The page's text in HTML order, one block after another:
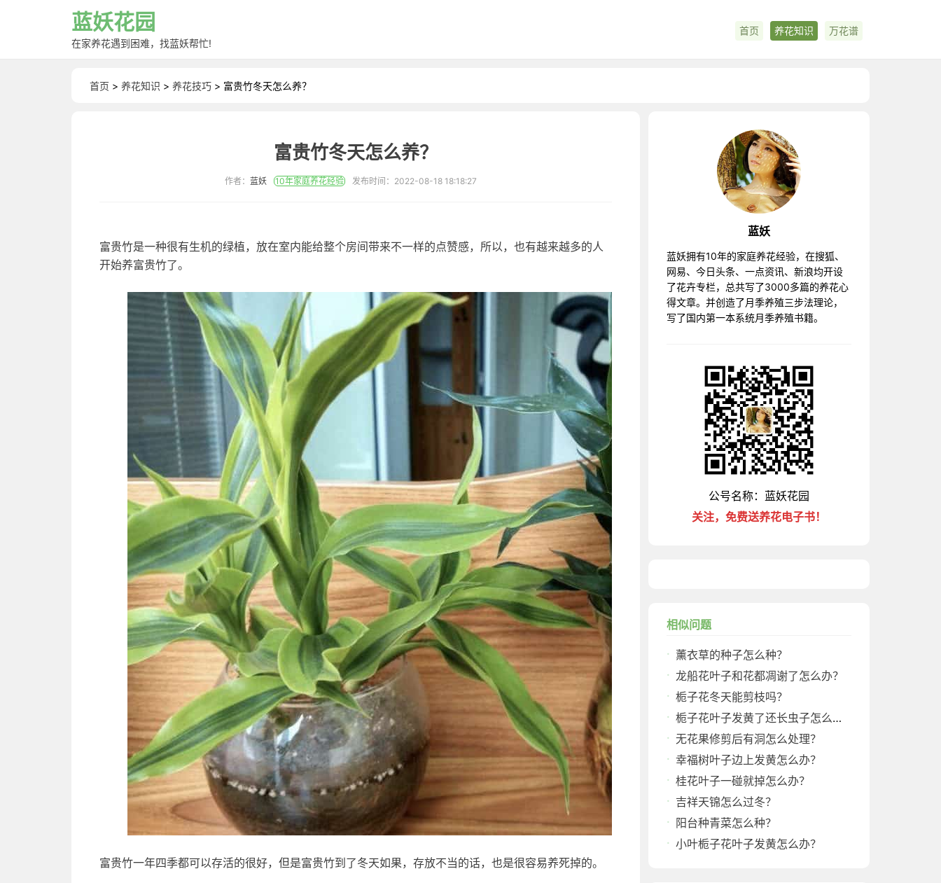
蓝妖花园
在家养花遇到困难，找蓝妖帮忙!
首页 养花知识 万花谱
首页 > 养花知识 > 养花技巧 > 富贵竹冬天怎么养？
富贵竹冬天怎么养？
作者： 蓝妖 10年家庭养花经验 发布时间：2022-08-18 18:18:27
富贵竹是一种很有生机的绿植，放在室内能给整个房间带来不一样的点赞感，所以，也有越来越多的人
开始养富贵竹了。
富贵竹一年四季都可以存活的很好，但是富贵竹到了冬天如果，存放不当的话，也是很容易养死掉的。
蓝妖
蓝妖拥有10年的家庭养花经验，在搜狐、
网易、今日头条、一点资讯、新浪均开设
了花卉专栏，总共写了3000多篇的养花心
得文章。并创造了月季养殖三步法理论，
写了国内第一本系统月季养殖书籍。
公号名称：蓝妖花园
关注，免费送养花电子书！
相似问题
薰衣草的种子怎么种？
龙船花叶子和花都凋谢了怎么办？
栀子花冬天能剪枝吗？
栀子花叶子发黄了还长虫子怎么办？
无花果修剪后有洞怎么处理？
幸福树叶子边上发黄怎么办？
桂花叶子一碰就掉怎么办？
吉祥天锦怎么过冬？
阳台种青菜怎么种？
小叶栀子花叶子发黄怎么办？